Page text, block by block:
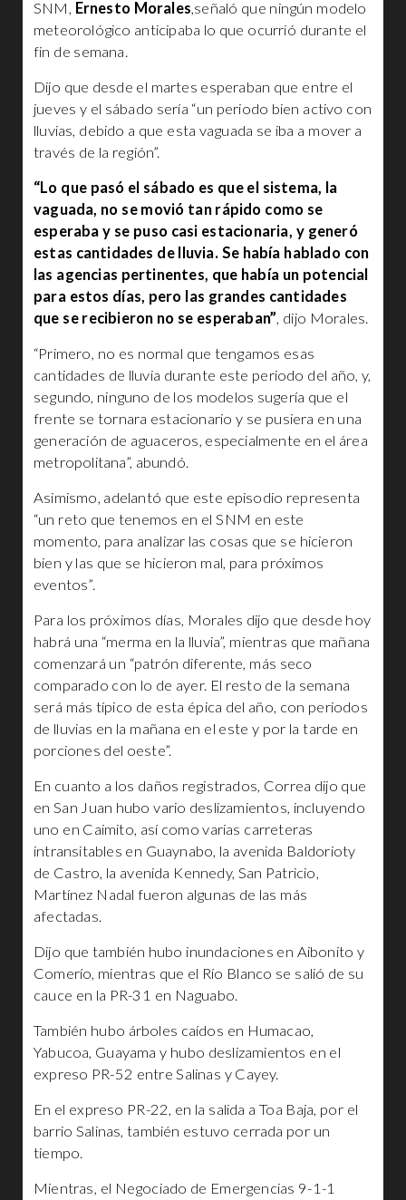
SNM, Ernesto Morales,señaló que ningún modelo
meteorológico anticipaba lo que ocurrió durante el
fin de semana.
Dijo que desde el martes esperaban que entre el
jueves y el sábado sería “un periodo bien activo con
lluvias, debido a que esta vaguada se iba a mover a
través de la región”.
“Lo que pasó el sábado es que el sistema, la
vaguada, no se movió tan rápido como se
esperaba y se puso casi estacionaria, y generó
estas cantidades de lluvia. Se había hablado con
las agencias pertinentes, que había un potencial
para estos días, pero las grandes cantidades
que se recibieron no se esperaban”, dijo Morales.
“Primero, no es normal que tengamos esas
cantidades de lluvia durante este periodo del año, y,
segundo, ninguno de los modelos sugería que el
frente se tornara estacionario y se pusiera en una
generación de aguaceros, especialmente en el área
metropolitana”, abundó.
Asimismo, adelantó que este episodio representa
“un reto que tenemos en el SNM en este
momento, para analizar las cosas que se hicieron
bien y las que se hicieron mal, para próximos
eventos”.
Para los próximos días, Morales dijo que desde hoy
habrá una “merma en la lluvia”, mientras que mañana
comenzará un “patrón diferente, más seco
comparado con lo de ayer. El resto de la semana
será más típico de esta épica del año, con periodos
de lluvias en la mañana en el este y por la tarde en
porciones del oeste”.
En cuanto a los daños registrados, Correa dijo que
en San Juan hubo vario deslizamientos, incluyendo
uno en Caimito, así como varias carreteras
intransitables en Guaynabo, la avenida Baldorioty
de Castro, la avenida Kennedy, San Patricio,
Martínez Nadal fueron algunas de las más
afectadas.
Dijo que también hubo inundaciones en Aibonito y
Comerío, mientras que el Río Blanco se salió de su
cauce en la PR-31 en Naguabo.
También hubo árboles caídos en Humacao,
Yabucoa, Guayama y hubo deslizamientos en el
expreso PR-52 entre Salinas y Cayey.
En el expreso PR-22, en la salida a Toa Baja, por el
barrio Salinas, también estuvo cerrada por un
tiempo.
Mientras, el Negociado de Emergencias 9-1-1